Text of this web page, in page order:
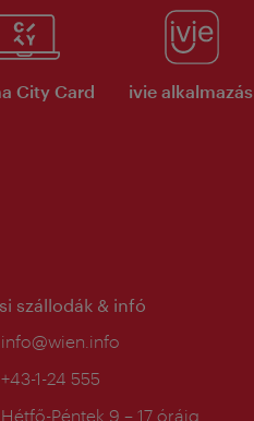
City Card ivie alkalmazás
szállodák & infó
E-
info@wien.info
Telefon:
+43-1-24 555
Nyitva
Hétfő-Péntek 9 – 17 óráig